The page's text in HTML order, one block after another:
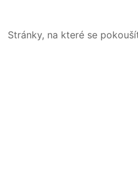
Stránky, na které se